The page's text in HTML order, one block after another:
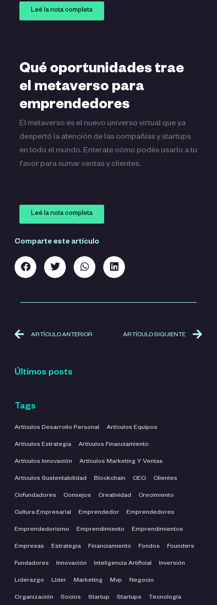
Leé la nota completa
Qué oportunidades trae
el metaverso para
emprendedores
El metaverso es el nuevo universo virtual que ya
despertó la atención de las compañías y startups
en todo el mundo. Enterate cómo podés usarlo a tu
favor para sumar ventas y clientes.
Leé la nota completa
Comparte este artículo
ARTÍCULO ANTERIOR ARTÍCULO SIGUIENTE
Últimos posts
Tags
Artículos Desarrollo Personal Artículos Equipos
Artículos Estrategia Artículos Financiamiento
Artículos Innovación Artículos Marketing Y Ventas
Artículos Sustentabilidad Blockchain CEO Clientes
Cofundadores Consejos Creatividad Crecimiento
Cultura Empresarial Emprendedor Emprendedores
Emprendedorismo Emprendimiento Emprendimientos
Empresas Estrategia Financiamiento Fondos Founders
Fundadores Innovación Inteligencia Artificial Inversión
Liderazgo Líder Marketing Mvp Negocio
Organización Socios Startup Startups Tecnología